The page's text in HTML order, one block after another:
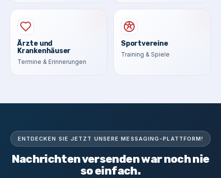
Ärzte und
Krankenhäuser
Termine & Erinnerungen
Sportvereine
Training & Spiele
ENTDECKEN SIE JETZT UNSERE MESSAGING-PLATTFORM!
Nachrichten versenden war noch nie
so einfach.